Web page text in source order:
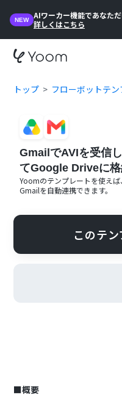
NEW
AIワーカー機能であなた
詳しくはこちら
トップ フローボットテン
GmailでAVIを受信
てGoogle Driveに格
Yoomのテンプレートを使え
Gmailを自動連携できます。
このテ
■概要